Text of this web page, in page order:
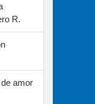
R.
amor